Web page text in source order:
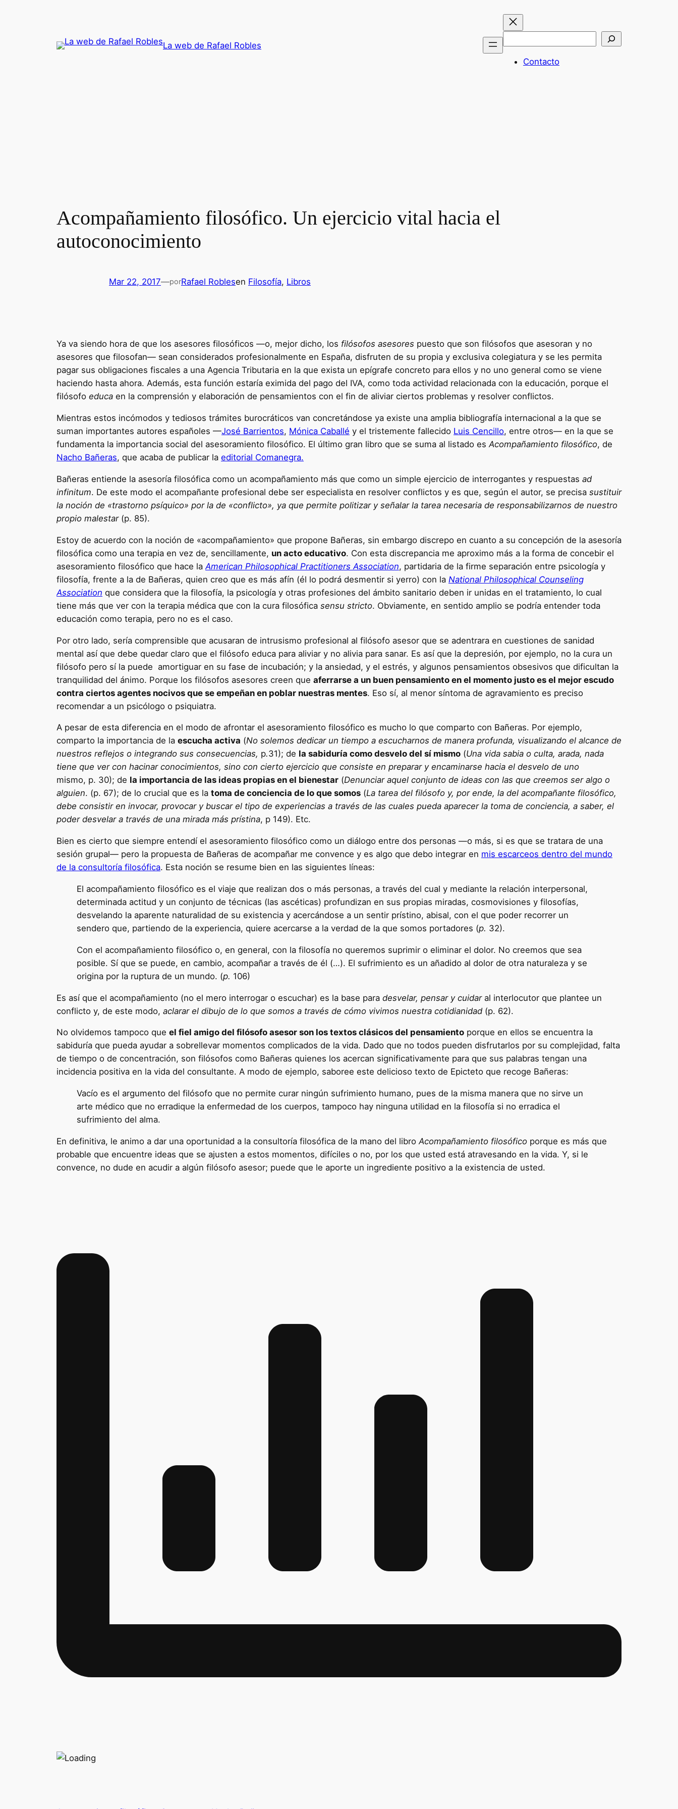
La web de Rafael Robles
Buscar
Contacto
Acompañamiento filosófico. Un ejercicio vital hacia el
autoconocimiento
Mar 22, 2017—porRafael Roblesen Filosofía, Libros
Ya va siendo hora de que los asesores filosóficos —o, mejor dicho, los filósofos asesores puesto que son filósofos que asesoran y no
asesores que filosofan— sean considerados profesionalmente en España, disfruten de su propia y exclusiva colegiatura y se les permita
pagar sus obligaciones fiscales a una Agencia Tributaria en la que exista un epígrafe concreto para ellos y no uno general como se viene
haciendo hasta ahora. Además, esta función estaría eximida del pago del IVA, como toda actividad relacionada con la educación, porque el
filósofo educa en la comprensión y elaboración de pensamientos con el fin de aliviar ciertos problemas y resolver conflictos.
Mientras estos incómodos y tediosos trámites burocráticos van concretándose ya existe una amplia bibliografía internacional a la que se
suman importantes autores españoles —José Barrientos, Mónica Caballé y el tristemente fallecido Luis Cencillo, entre otros— en la que se
fundamenta la importancia social del asesoramiento filosófico. El último gran libro que se suma al listado esAcompañamiento filosófico, de
Nacho Bañeras, que acaba de publicar la editorial Comanegra.
Bañeras entiende la asesoría filosófica como un acompañamiento más que como un simple ejercicio de interrogantes y respuestas ad
infinitum. De este modo el acompañante profesional debe ser especialista en resolver conflictos y es que, según el autor, se precisa sustituir
la noción de «trastorno psíquico» por la de «conflicto», ya que permite politizar y señalar la tarea necesaria de responsabilizarnos de nuestro
propio malestar(p. 85).
Estoy de acuerdo con la noción de «acompañamiento» que propone Bañeras, sin embargo discrepo en cuanto a su concepción de la asesoría
filosófica como una terapia en vez de, sencillamente, un acto educativo. Con esta discrepancia me aproximo más a la forma de concebir el
asesoramiento filosófico que hace la American Philosophical Practitioners Association, partidaria de la firme separación entre psicología y
filosofía, frente a la de Bañeras, quien creo que es más afín (él lo podrá desmentir si yerro) con la National Philosophical Counseling
Association que considera que la filosofía, la psicología y otras profesiones del ámbito sanitario deben ir unidas en el tratamiento, lo cual
tiene más que ver con la terapia médica que con la cura filosófica sensu stricto. Obviamente, en sentido amplio se podría entender toda
educación como terapia, pero no es el caso.
Por otro lado, sería comprensible que acusaran de intrusismo profesional al filósofo asesor que se adentrara en cuestiones de sanidad
mental así que debe quedar claro que el filósofo educa para aliviar y no alivia para sanar. Es así que la depresión, por ejemplo, no la cura un
filósofo pero sí la puede amortiguar en su fase de incubación; y la ansiedad, y el estrés, y algunos pensamientos obsesivos que dificultan la
tranquilidad del ánimo. Porque los filósofos asesores creen que aferrarse a un buen pensamiento en el momento justo es el mejor escudo
contra ciertos agentes nocivos que se empeñan en poblar nuestras mentes. Eso sí, al menor síntoma de agravamiento es preciso
recomendar a un psicólogo o psiquiatra.
A pesar de esta diferencia en el modo de afrontar el asesoramiento filosófico es mucho lo que comparto con Bañeras. Por ejemplo,
comparto la importancia de la escucha activa (No solemos dedicar un tiempo a escucharnos de manera profunda, visualizando el alcance de
nuestros reflejos o integrando sus consecuencias, p.31); de la sabiduría como desvelo del sí mismo (Una vida sabia o culta, arada, nada
tiene que ver con hacinar conocimientos, sino con cierto ejercicio que consiste en preparar y encaminarse hacia el desvelo de uno
mismo, p. 30); de la importancia de las ideas propias en el bienestar (Denunciar aquel conjunto de ideas con las que creemos ser algo o
alguien. (p. 67); de lo crucial que es la toma de conciencia de lo que somos (La tarea del filósofo y, por ende, la del acompañante filosófico,
debe consistir en invocar, provocar y buscar el tipo de experiencias a través de las cuales pueda aparecer la toma de conciencia, a saber, el
poder desvelar a través de una mirada más prístina, p 149). Etc.
Bien es cierto que siempre entendí el asesoramiento filosófico como un diálogo entre dos personas —o más, si es que se tratara de una
sesión grupal— pero la propuesta de Bañeras de acompañar me convence y es algo que debo integrar en mis escarceos dentro del mundo
de la consultoría filosófica. Esta noción se resume bien en las siguientes líneas:
El acompañamiento filosófico es el viaje que realizan dos o más personas, a través del cual y mediante la relación interpersonal,
determinada actitud y un conjunto de técnicas (las ascéticas) profundizan en sus propias miradas, cosmovisiones y filosofías,
desvelando la aparente naturalidad de su existencia y acercándose a un sentir prístino, abisal, con el que poder recorrer un
sendero que, partiendo de la experiencia, quiere acercarse a la verdad de la que somos portadores (p. 32).
Con el acompañamiento filosófico o, en general, con la filosofía no queremos suprimir o eliminar el dolor. No creemos que sea
posible. Sí que se puede, en cambio, acompañar a través de él (…). El sufrimiento es un añadido al dolor de otra naturaleza y se
origina por la ruptura de un mundo. (p. 106)
Es así que el acompañamiento (no el mero interrogar o escuchar) es la base para desvelar, pensar y cuidaral interlocutor que plantee un
conflicto y, de este modo, aclarar el dibujo de lo que somos a través de cómo vivimos nuestra cotidianidad (p. 62).
No olvidemos tampoco que el fiel amigo del filósofo asesor son los textos clásicos del pensamiento porque en ellos se encuentra la
sabiduría que pueda ayudar a sobrellevar momentos complicados de la vida. Dado que no todos pueden disfrutarlos por su complejidad, falta
de tiempo o de concentración, son filósofos como Bañeras quienes los acercan significativamente para que sus palabras tengan una
incidencia positiva en la vida del consultante. A modo de ejemplo, saboree este delicioso texto de Epicteto que recoge Bañeras:
Vacío es el argumento del filósofo que no permite curar ningún sufrimiento humano, pues de la misma manera que no sirve un
arte médico que no erradique la enfermedad de los cuerpos, tampoco hay ninguna utilidad en la filosofía si no erradica el
sufrimiento del alma.
En definitiva, le animo a dar una oportunidad a la consultoría filosófica de la mano del libro Acompañamiento filosófico porque es más que
probable que encuentre ideas que se ajusten a estos momentos, difíciles o no, por los que usted está atravesando en la vida. Y, si le
convence, no dude en acudir a algún filósofo asesor; puede que le aporte un ingrediente positivo a la existencia de usted.